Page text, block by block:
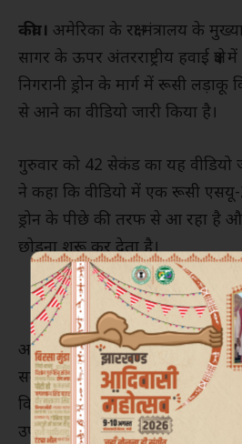
कीव। अमेरिका के रक्षा मंत्रालय के
सागर के ऊपर अंतरराष्ट्रीय हवाई
निगरानी ड्रोन के मार्ग में रूसी लड़ाकू
से आने का वीडियो जारी किया है।
गुरुवार को 42 सेकंड का यह वीडियो
ने कहा कि वीडियो में एक रूसी
ड्रोन के पीछे की तरफ से आ रहा है
छोड़ना शुरू कर देता है।
अमेरिकी सेना ने कहा कि उसने
समुद्र में गिरा दिया जब रूसी लड़ाकू
विमान पर ईंधन डाला जो इसके
उपकरणों को देखने से रोकने और इसे